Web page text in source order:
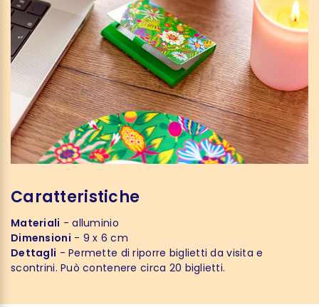
Caratteristiche
Materiali - alluminio
Dimensioni - 9 x 6 cm
Dettagli - Permette di riporre biglietti da visita e
scontrini. Può contenere circa 20 biglietti.